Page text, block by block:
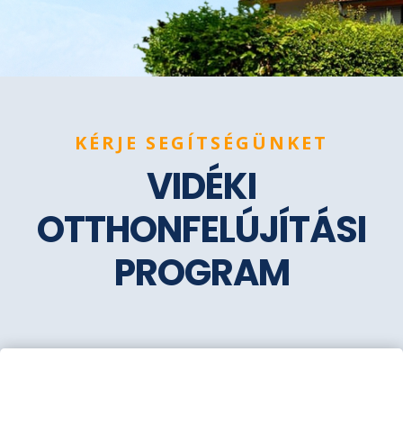
KÉRJE SEGÍTSÉGÜNKET
VIDÉKI
OTTHONFELÚJÍTÁSI
PROGRAM